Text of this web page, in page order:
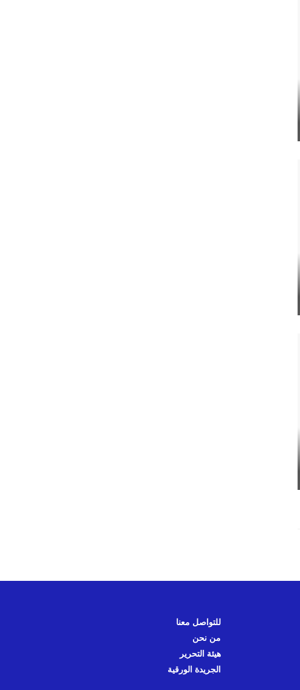
للتواصل معنا
من نحن
هيئة التحرير
الجريدة الورقية